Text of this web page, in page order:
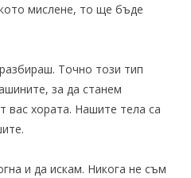
мислене, то ще бъде
Точно този тип
за да станем
вас хората. Нашите тела са
и да искам. Никога не съм